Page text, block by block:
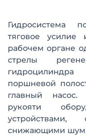
Гидросистема
тяговое усилие
рабочем органе
стрелы
поршневой
главный
рукояти
снижающими шум.